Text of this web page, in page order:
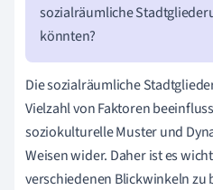
sozialräumliche
könnten?
Die sozialräumliche
Vielzahl von Faktoren
soziokulturelle Muster und
Weisen wider. Daher ist es
verschiedenen Blickwinkeln zu